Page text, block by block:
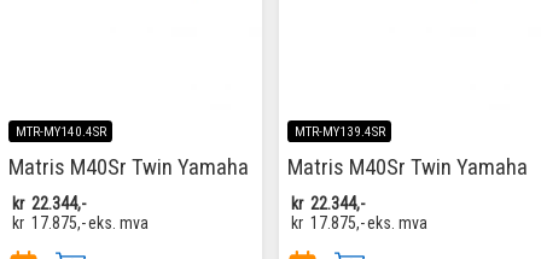
MTR-MY140.4SR
Matris M40Sr Twin Yamaha
kr 22.344,-
kr 17.875,-eks. mva
MTR-MY139.4SR
Matris M40Sr Twin Yamaha
kr 22.344,-
kr 17.875,-eks. mva